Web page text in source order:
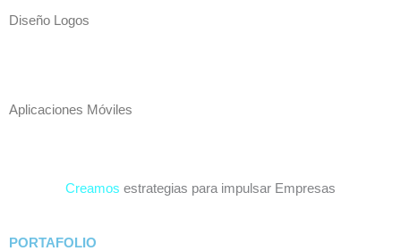
Diseño Logos
Aplicaciones Móviles
Creamos estrategias para impulsar Empresas
PORTAFOLIO